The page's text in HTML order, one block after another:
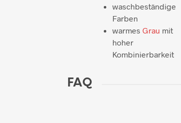
waschbeständige
Farben
warmesGrau mit
hoher
Kombinierbarkeit
FAQ